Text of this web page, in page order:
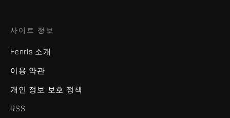
사이트 정보
Fenris 소개
이용 약관
개인 정보 보호 정책
RSS